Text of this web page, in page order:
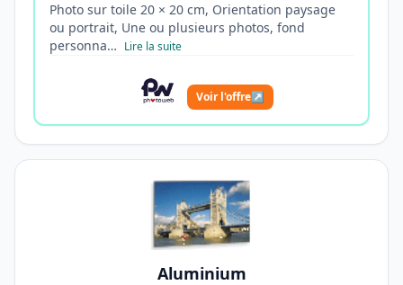
Photo sur toile 20 × 20 cm, Orientation paysage
ou portrait, Une ou plusieurs photos, fond
personna… Lire la suite
Voir l'offre↗
Aluminium